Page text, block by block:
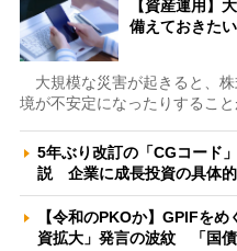
【資産運用】
備えておきた
大規模な災害が起きると、
境が不安定になったりするこ
5年ぶり改訂の「CGコード
説 企業に成長投資の具体
【令和のPKOか】GPIFを
資拡大」発言の波紋 「国